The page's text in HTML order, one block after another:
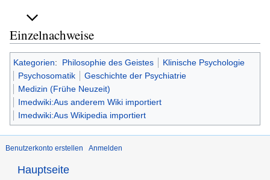
Einzelnachweise
Kategorien: Philosophie des Geistes
Klinische Psychologie
Psychosomatik
Geschichte der Psychiatrie
Medizin (Frühe Neuzeit)
Imedwiki:Aus anderem Wiki importiert
Imedwiki:Aus Wikipedia importiert
Benutzerkonto erstellen Anmelden
Hauptseite